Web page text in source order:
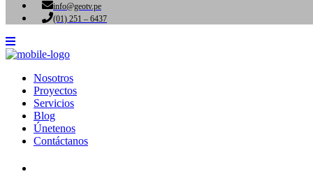
info@geotv.pe
(01) 251 – 6437
Nosotros
Proyectos
Servicios
Blog
Únetenos
Contáctanos